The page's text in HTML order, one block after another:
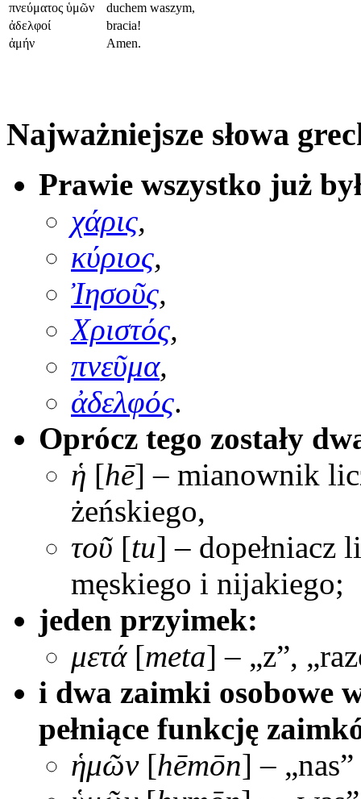
πνεύματος ὑμῶν
duchem waszym,
ἀδελφοί
bracia!
ἀμήν
Amen.
Najważniejsze słowa
Prawie wszystko już
χάρις,
κύριος,
Ἰησοῦς,
Χριστός,
πνεῦμα,
ἀδελφός.
Oprócz tego zostały
ἡ [hē] – mianownik
żeńskiego,
τοῦ [tu] – dopełniacz
męskiego i nijakiego;
jeden przyimek:
μετά[meta] – „z”,
i dwa zaimki osobowe
pełniące funkcję
ἡμῶν[hēmōn] –